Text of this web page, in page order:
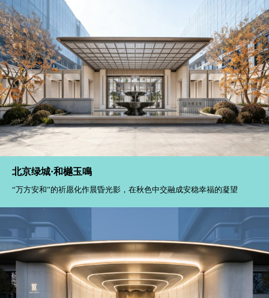
北京绿城·和樾玉鳴
“万方安和”的祈愿化作晨昏光影，在秋色中交融成安稳幸福的凝望